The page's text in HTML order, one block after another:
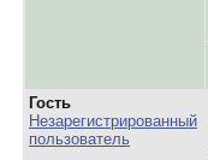
Гость
Незарегистрированный
пользователь